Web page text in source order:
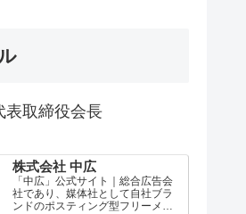
表取締役会長
株式会社 中広
「中広」公式サイト｜総合広告会
社であり、媒体社として自社ブラ
ンドのポスティング型フリーメデ